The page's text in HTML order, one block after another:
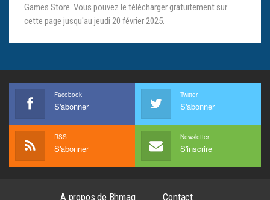
Games Store. Vous pouvez le télécharger gratuitement sur
cette page jusqu'au jeudi 20 février 2025.
Facebook
S'abonner
Twitter
S'abonner
RSS
S'abonner
Newsletter
S'inscrire
A propos de Bhmag Contact